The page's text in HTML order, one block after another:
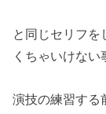
と同じセリフを
くちゃいけない
演技の練習する